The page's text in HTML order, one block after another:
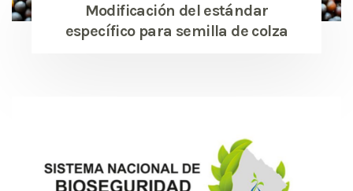
Modificación del estándar
específico para semilla de colza